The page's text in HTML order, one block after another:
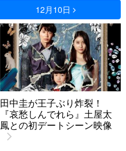
12月10日
田中圭が王子ぶり炸裂！
『哀愁しんでれら』土屋太
鳳との初デートシーン映像